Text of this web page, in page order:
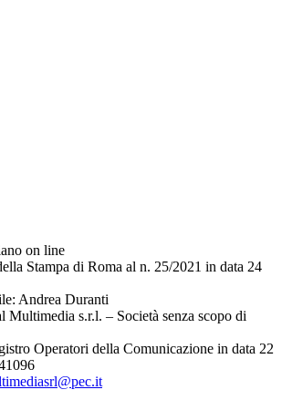
on line
Stampa di Roma al n. 25/2021 in data 24
Andrea Duranti
s.r.l. – Società senza scopo di
Operatori della Comunicazione in data 22